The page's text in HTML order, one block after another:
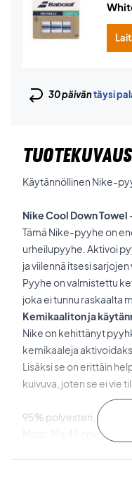
30 päiväntäysi
TUOTEKUVAUS
Käytännöllinen Nike-
Nike Cool Down Towel
Tämä Nike-pyyhe on
urheilupyyhe. Aktivoi
ja viilennä itsesi
Pyyhe on valmistettu
joka ei tunnu raskaalta
Kemikaaliton ja
Nike on kehittänyt
kemikaaleja
Lisäksi se on erittäin
kuivuva, joten se ei vie
95% polyesteri, 5% TPU